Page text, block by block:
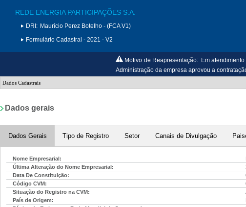
REDE ENERGIA PARTICIPAÇÕES S.A.
DRI: Maurício Perez Botelho - (FCA V1)
Formulário Cadastral - 2021 - V2
Motivo de Reapresentação: Em
Administração da empresa aprovou a